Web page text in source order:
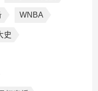
WNBA
史